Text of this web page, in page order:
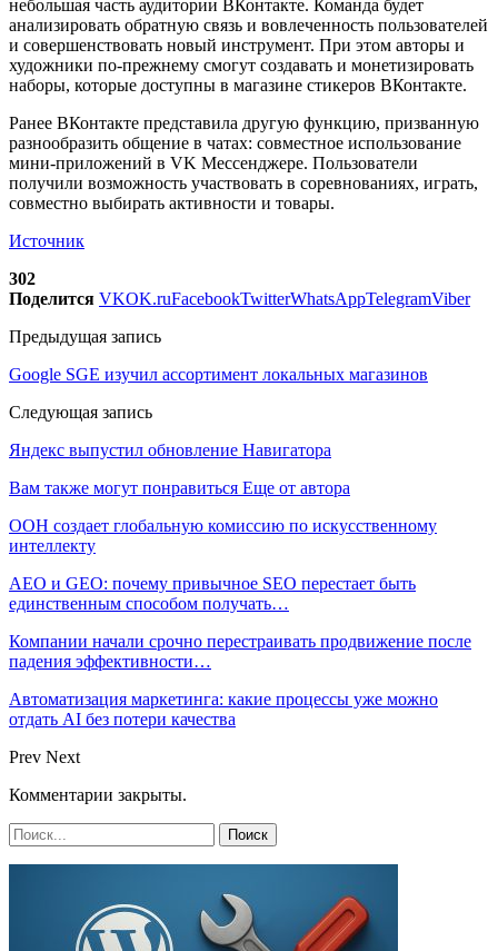
небольшая часть аудитории ВКонтакте. Команда будет
анализировать обратную связь и вовлеченность пользователей
и совершенствовать новый инструмент. При этом авторы и
художники по-прежнему смогут создавать и монетизировать
наборы, которые доступны в магазине стикеров ВКонтакте.
Ранее ВКонтакте представила другую функцию, призванную
разнообразить общение в чатах: совместное использование
мини-приложений в VK Мессенджере. Пользователи
получили возможность участвовать в соревнованиях, играть,
совместно выбирать активности и товары.
Источник
302
Поделится VKOK.ruFacebookTwitterWhatsAppTelegramViber
Предыдущая запись
Google SGE изучил ассортимент локальных магазинов
Следующая запись
Яндекс выпустил обновление Навигатора
Вам также могут понравиться Еще от автора
ООН создает глобальную комиссию по искусственному
интеллекту
AEO и GEO: почему привычное SEO перестает быть
единственным способом получать…
Компании начали срочно перестраивать продвижение после
падения эффективности…
Автоматизация маркетинга: какие процессы уже можно
отдать AI без потери качества
Prev Next
Комментарии закрыты.